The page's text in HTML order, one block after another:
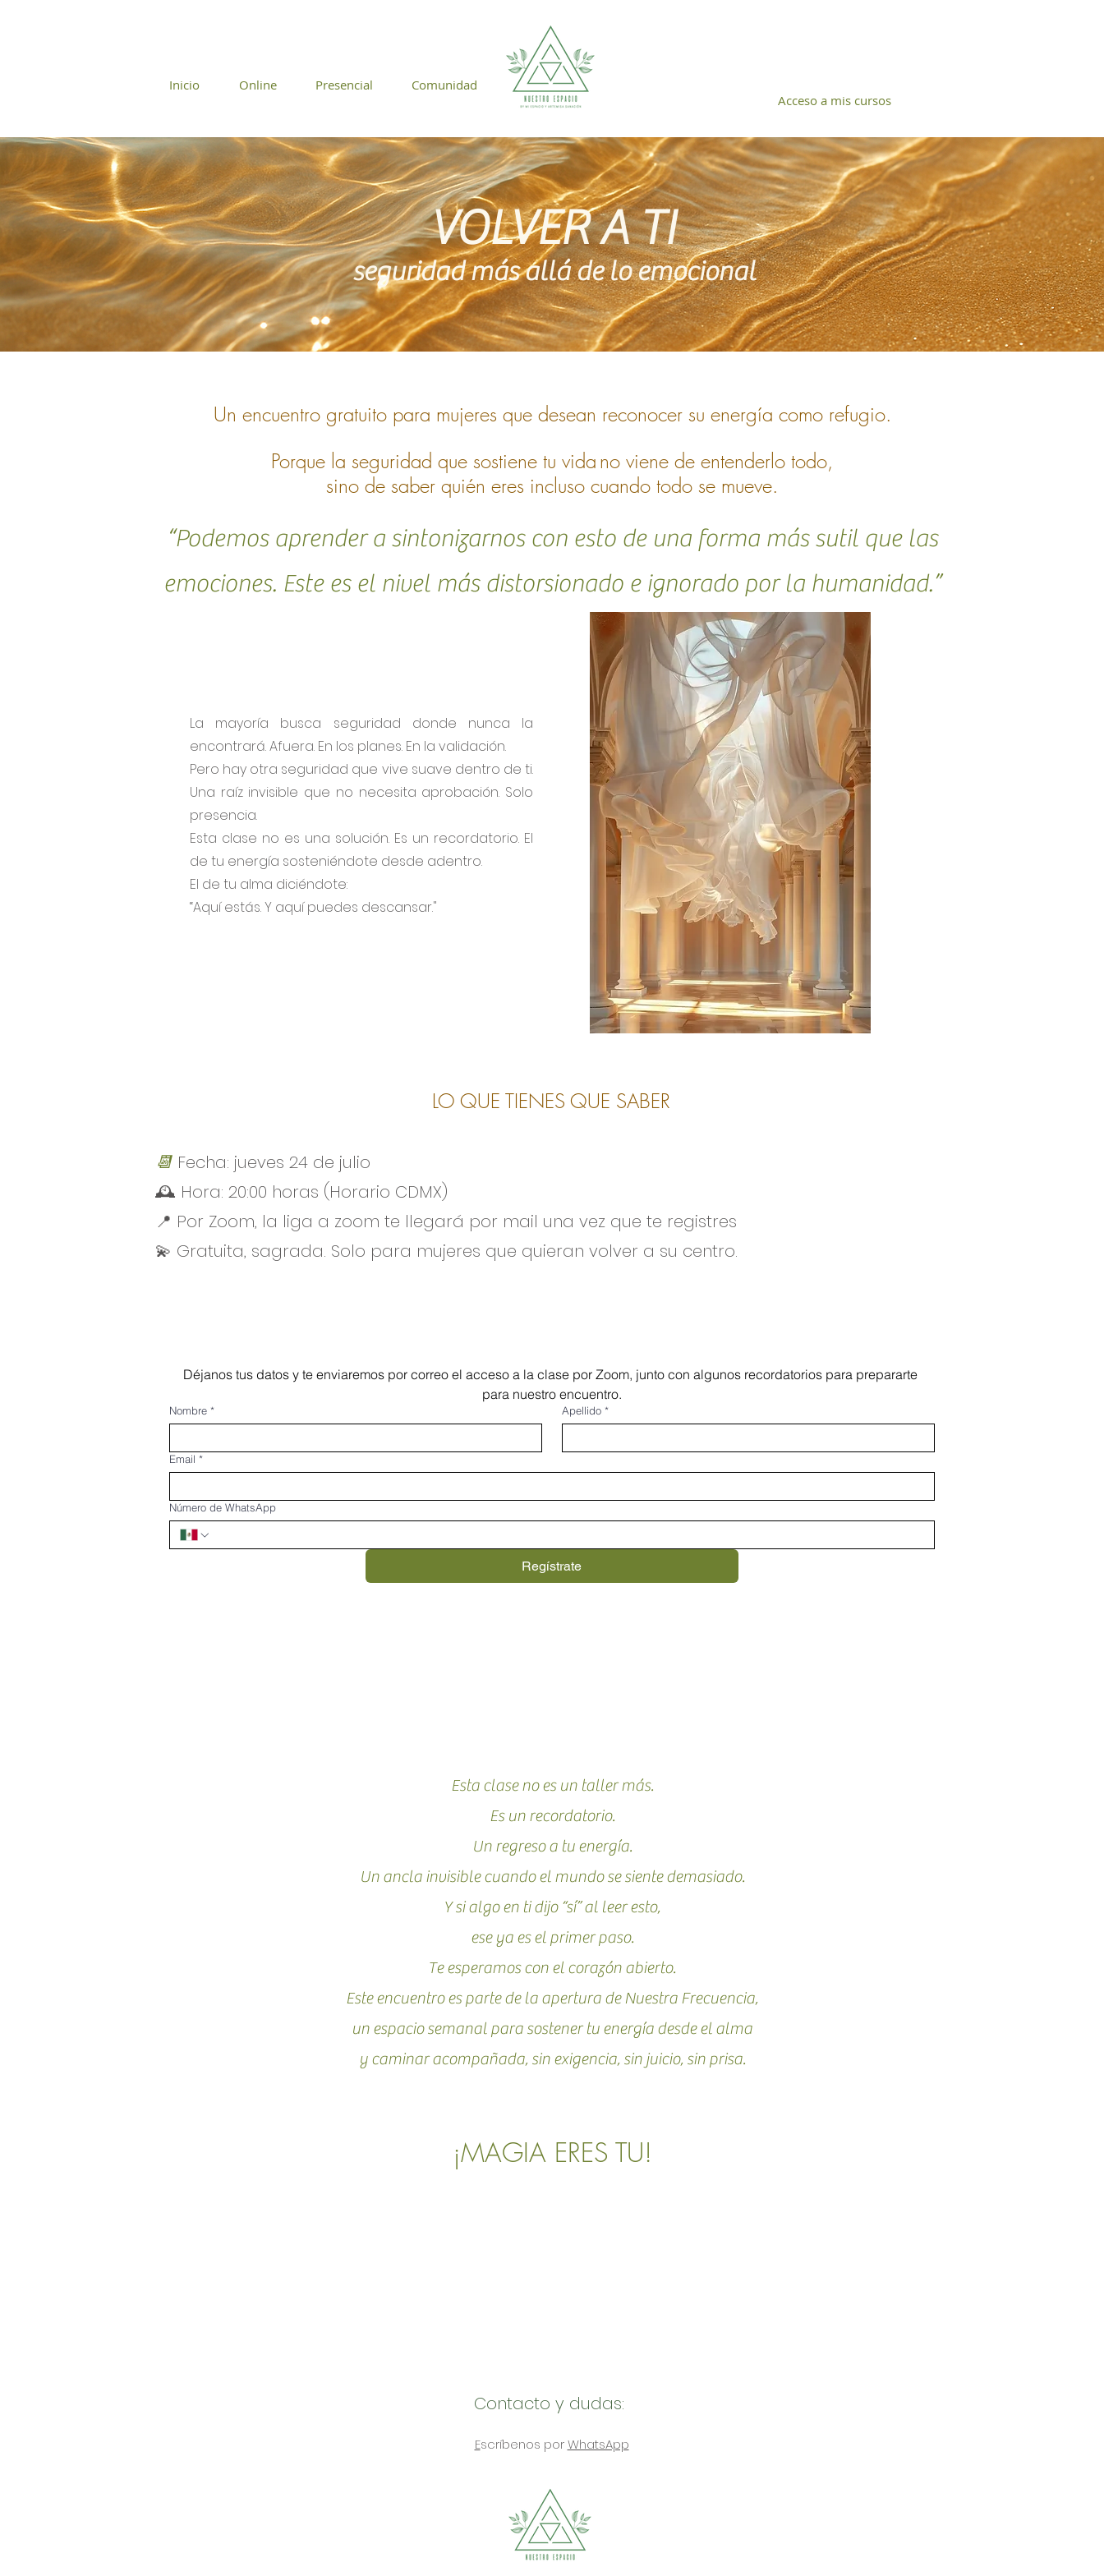
Inicio Online Presencial
Comunidad
Acceso a mis cursos
VOLVER A TI
seguridad más allá de lo emocional
Un encuentro gratuito para mujeres quedesean reconocer su energía como refugio.
Porque la seguridad que sostiene tu vidano viene de entenderlo todo,
sino de saber quién eres incluso cuando todo se mueve.
“Podemos aprender a sintonizarnos con esto de una forma más sutil que las
emociones. Este es el nivel más distorsionado e ignorado por la humanidad.”
La mayoría busca seguridad donde nunca la
encontrará. Afuera. En los planes. En la validación.
Pero hay otra seguridad que vive suave dentro de ti.
Una raíz invisible que no necesita aprobación. Solo
presencia.
Esta clase no es una solución. Es un recordatorio. El
de tu energía sosteniéndote desde adentro.
El de tu alma diciéndote:
“Aquí estás. Y aquí puedes descansar."
LO QUE TIENES QUE SABER
📆 Fecha: jueves 24 de julio
🕰️ Hora: 20:00 horas (Horario CDMX)
📍 Por Zoom, la liga a zoom te llegará por mail una vez que te registres
💫 Gratuita, sagrada. Solo para mujeres que quieran volver a su centro.
Déjanos tus datos y te enviaremos por correo el acceso a la clase por Zoom, junto con algunos recordatorios para prepararte
para nuestro encuentro.
Nombre * Apellido *
Email *
Número de WhatsApp
Regístrate
Esta clase no es un taller más.
Es un recordatorio.
Un regreso a tu energía.
Un ancla invisible cuando el mundo se siente demasiado.
Y si algo en ti dijo “sí” al leer esto,
ese ya es el primer paso.
Te esperamos con el corazón abierto.
Este encuentro es parte de la apertura de Nuestra Frecuencia,
un espacio semanal para sostener tu energía desde el alma
y caminar acompañada, sin exigencia, sin juicio, sin prisa.
¡MAGIA ERES TU!
Contacto y dudas:
Escríbenos porWhatsApp